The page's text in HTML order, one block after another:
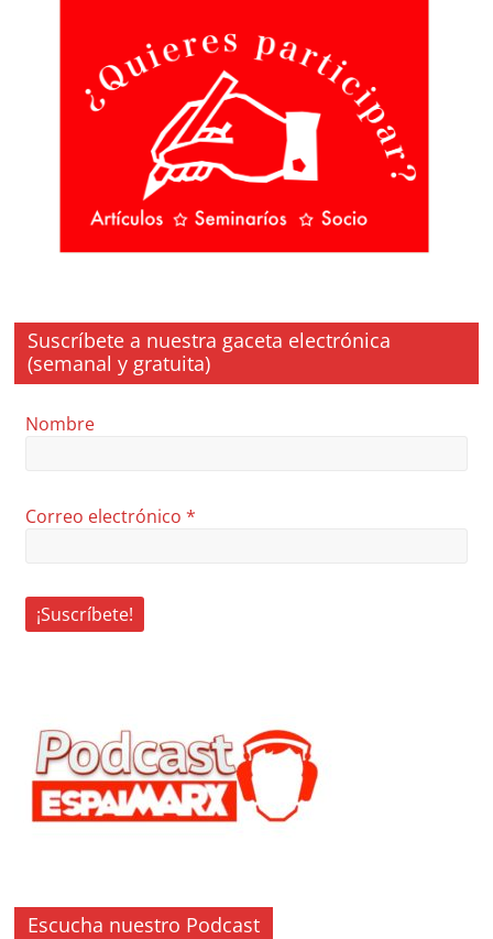
Suscríbete a nuestra gaceta electrónica
(semanal y gratuita)
Nombre
Correo electrónico*
Escucha nuestro Podcast